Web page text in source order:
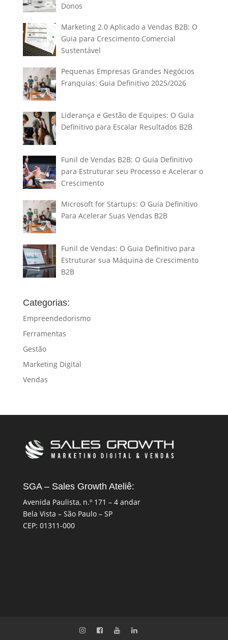
Donos
Marketing 2.0 Aplicado a Vendas B2B: O
Guia para Crescimento Comercial
Sustentável
Pequenas Empresas Grandes Negócios
Franquias: Guia Definitivo 2025/2026
Liderança e Gestão de Equipes: O Guia
Definitivo para Escalar Resultados B2B
Funil de Vendas B2B: O Guia Definitivo
para Estruturar seu Processo e Acelerar o
Crescimento
Microsoft for Startups: O Guia Definitivo
Para Acelerar Suas Vendas B2B
Funil de Vendas: O Guia Definitivo para
Estruturar sua Máquina de Crescimento
B2B
Categorias:
Empreendedorismo
Ferramentas
Gestão
Marketing Digital
Vendas
SGA – Sales Growth Ateliê:
Avenida Paulista, n.º 171 – 4 andar
Bela Vista – São Paulo – SP
CEP: 01311-000